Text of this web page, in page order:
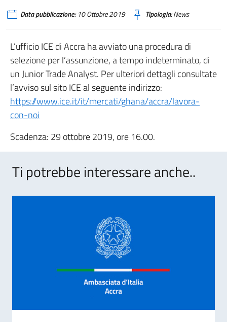
Data pubblicazione:10 Ottobre 2019 Tipologia:News
L’ufficio ICE di Accra ha avviato una procedura di
selezione per l’assunzione, a tempo indeterminato, di
un Junior Trade Analyst. Per ulteriori dettagli consultate
l’avviso sul sito ICE al seguente indirizzo:
https://www.ice.it/it/mercati/ghana/accra/lavora-
con-noi
Scadenza: 29 ottobre 2019, ore 16.00.
Ti potrebbe interessare anche..